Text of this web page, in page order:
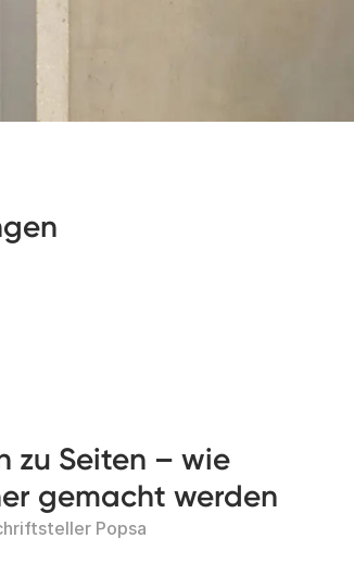
zu Seiten – wie
gemacht werden
Popsa